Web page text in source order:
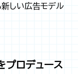
しい広告モデル
プロデュース